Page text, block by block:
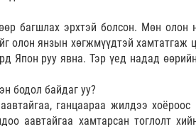
багшлах эрхтэй болсон. Мөн олон
олон янзын хөгжмүүдтэй хамтатгаж
Япон руу явна. Тэр үед надад
бодол байдаг уу?
ганцаараа жилдээ хоёроос
аавтайгаа хамтарсан тоглолт